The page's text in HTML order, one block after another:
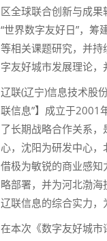
区全球联合创新与成
“世界数字友好日”，筹
等相关课题研究，并
字友好城市发展理论，
辽联(辽宁)信息技术股
联信息”】成立于2001
了长期战略合作关系
心，沈阳为研发中心
借极为敏锐的商业感
略部署，并为河北渤海
辽联信息的综合实力，
在本次《数字友好城市